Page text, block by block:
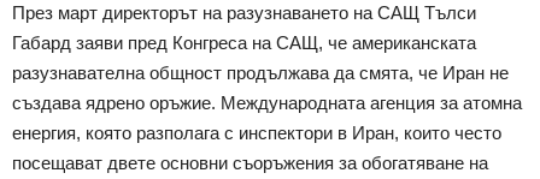
През март директорът на разузнаването на САЩ Тълси
Габард заяви пред Конгреса на САЩ, че американската
разузнавателна общност продължава да смята, че Иран не
създава ядрено оръжие. Международната агенция за атомна
енергия, която разполага с инспектори в Иран, които често
посещават двете основни съоръжения за обогатяване на